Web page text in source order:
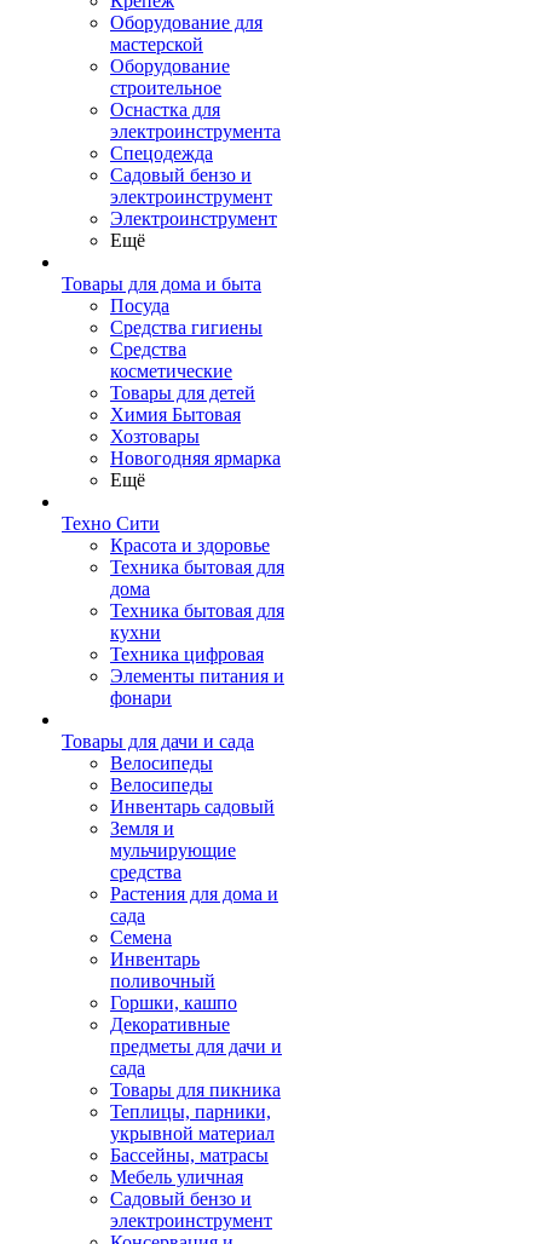
Оборудование для
мастерской
Оборудование
строительное
Оснастка для
электроинструмента
Спецодежда
Садовый бензо и
электроинструмент
Электроинструмент
Ещё
Товары для дома и быта
Посуда
Средства гигиены
Средства
косметические
Товары для детей
Химия Бытовая
Хозтовары
Новогодняя ярмарка
Ещё
Техно Сити
Красота и здоровье
Техника бытовая для
дома
Техника бытовая для
кухни
Техника цифровая
Элементы питания и
фонари
Товары для дачи и сада
Велосипеды
Велосипеды
Инвентарь садовый
Земля и
мульчирующие
средства
Растения для дома и
сада
Семена
Инвентарь
поливочный
Горшки, кашпо
Декоративные
предметы для дачи и
сада
Товары для пикника
Теплицы, парники,
укрывной материал
Бассейны, матрасы
Мебель уличная
Садовый бензо и
электроинструмент